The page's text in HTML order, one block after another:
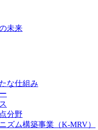
未来
な仕組み
分野
ズム構築事業（K-MRV）